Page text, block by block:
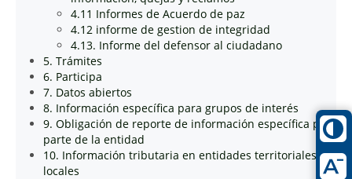
4.11 Informes de Acuerdo de paz
4.12 informe de gestion de integridad
4.13. Informe del defensor al ciudadano
5. Trámites
6. Participa
7. Datos abiertos
8. Información específica para grupos de interés
9. Obligación de reporte de información específica por
parte de la entidad
10. Información tributaria en entidades territoriales
locales